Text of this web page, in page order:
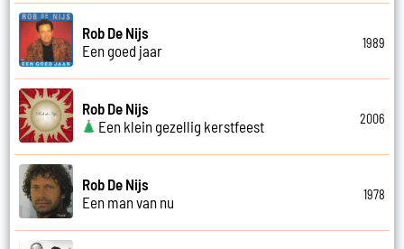
Rob De Nijs
Een goed jaar
1989
Rob De Nijs
Een klein gezellig kerstfeest
2006
Rob De Nijs
Een man van nu
1978